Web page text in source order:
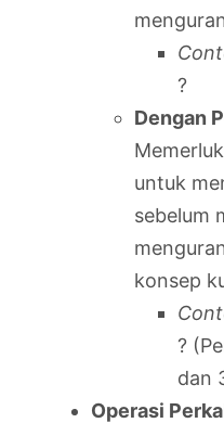
?
Dengan
untuk
sebelum
konsep
?
dan
Operasi